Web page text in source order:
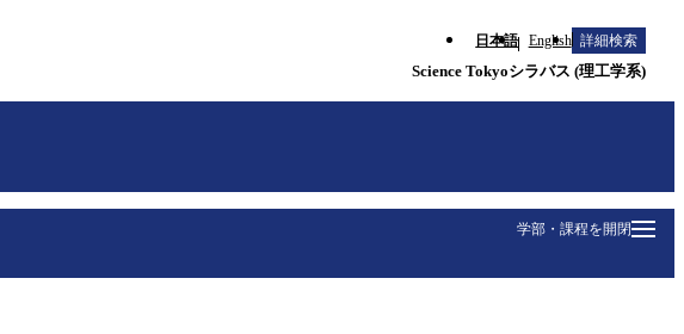
日本語 English 詳細検索
Science Tokyoシラバス (理工学系)
学部・課程を開閉